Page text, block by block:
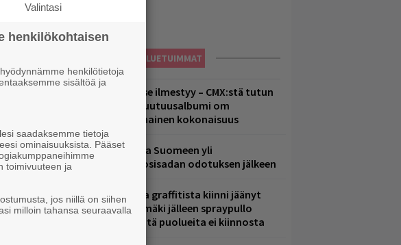
LUETUIMMAT
Huomenna se ilmestyy – CMX:stä tutun
A.W. Yrjänän uutuusalbumi om
mammuttimainen kokonaisuus
Weezer palaa Suomeen yli
neljännesvuosisadan odotuksen jälkeen
Laittomasta graffitista kiinni jäänyt
Paavo Arhinmäki jälleen spraypullo
kädessä – näitä puolueita ei kiinnosta
Valintasi
henkilökohtaisen
hyödynnämme henkilötietoja
sisältöä ja
saadaksemme tietoja
ominaisuuksista. Pääset
toimivuuteen ja
jos niillä on siihen
milloin tahansa seuraavalla